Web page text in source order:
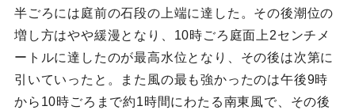
半ごろには庭前の石段の上端に達した。その後潮位の
増し方はやや緩漫となり、10時ごろ庭面上2センチメ
ートルに達したのが最高水位となり、その後は次第に
引いていったと。また風の最も強かったのは午後9時
から10時ごろまで約1時間にわたる南東風で、その後